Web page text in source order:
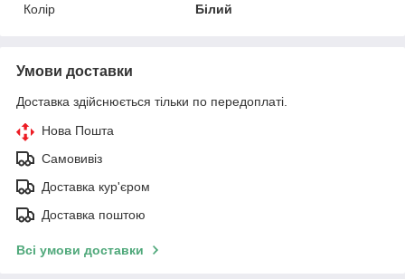
Колір
Білий
Умови доставки
Доставка здійснюється тільки по передоплаті.
Нова Пошта
Самовивіз
Доставка кур'єром
Доставка поштою
Всі умови доставки